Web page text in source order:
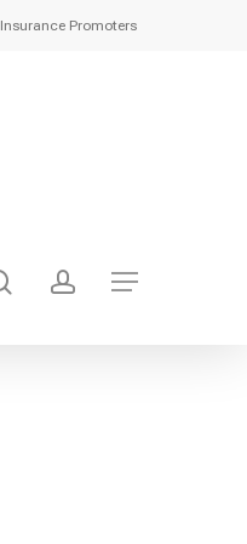
Insurance Promoters
searchaccount
Menu